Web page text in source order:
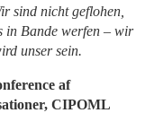
sind nicht geflohen,
in Bande werfen – wir
unser sein.
af
CIPOML